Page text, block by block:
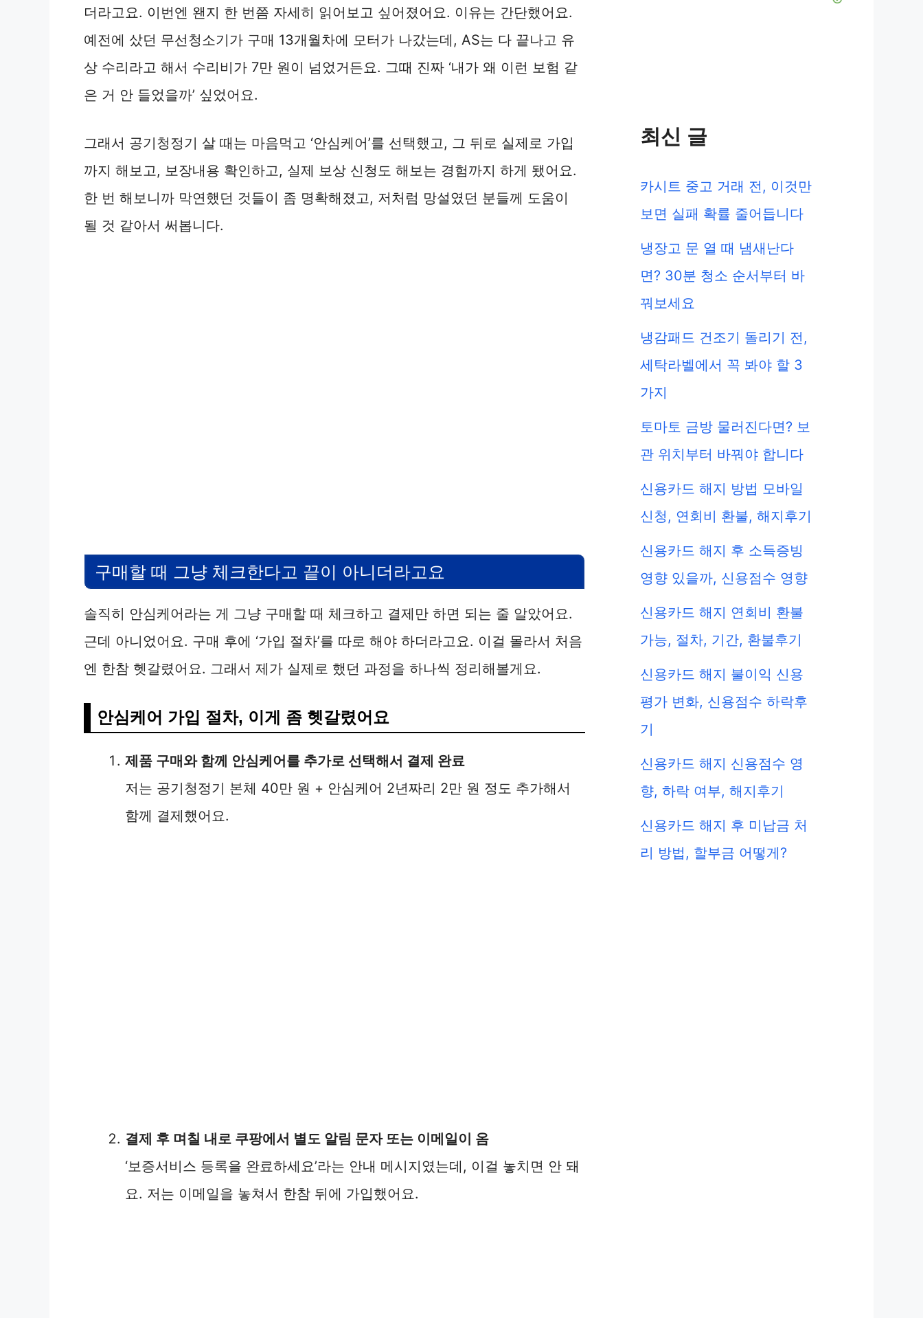
더라고요. 이번엔 왠지 한 번쯤 자세히 읽어보고 싶어졌어요. 이유는 간단했어요.
예전에 샀던 무선청소기가 구매 13개월차에 모터가 나갔는데, AS는 다 끝나고 유
상 수리라고 해서 수리비가 7만 원이 넘었거든요. 그때 진짜 ‘내가 왜 이런 보험 같
은 거 안 들었을까’ 싶었어요.
그래서 공기청정기 살 때는 마음먹고 ‘안심케어’를 선택했고, 그 뒤로 실제로 가입
까지 해보고, 보장내용 확인하고, 실제 보상 신청도 해보는 경험까지 하게 됐어요.
한 번 해보니까 막연했던 것들이 좀 명확해졌고, 저처럼 망설였던 분들께 도움이
될 것 같아서 써봅니다.
구매할 때 그냥 체크한다고 끝이 아니더라고요
솔직히 안심케어라는 게 그냥 구매할 때 체크하고 결제만 하면 되는 줄 알았어요.
근데 아니었어요. 구매 후에 ‘가입 절차’를 따로 해야 하더라고요. 이걸 몰라서 처음
엔 한참 헷갈렸어요. 그래서 제가 실제로 했던 과정을 하나씩 정리해볼게요.
안심케어 가입 절차, 이게 좀 헷갈렸어요
제품 구매와 함께 안심케어를 추가로 선택해서 결제 완료
저는 공기청정기 본체 40만 원 + 안심케어 2년짜리 2만 원 정도 추가해서
함께 결제했어요.
결제 후 며칠 내로 쿠팡에서 별도 알림 문자 또는 이메일이 옴
‘보증서비스 등록을 완료하세요’라는 안내 메시지였는데, 이걸 놓치면 안 돼
요. 저는 이메일을 놓쳐서 한참 뒤에 가입했어요.
최신 글
카시트 중고 거래 전, 이것만
보면 실패 확률 줄어듭니다
냉장고 문 열 때 냄새난다
면? 30분 청소 순서부터 바
꿔보세요
냉감패드 건조기 돌리기 전,
세탁라벨에서 꼭 봐야 할 3
가지
토마토 금방 물러진다면? 보
관 위치부터 바꿔야 합니다
신용카드 해지 방법 모바일
신청, 연회비 환불, 해지후기
신용카드 해지 후 소득증빙
영향 있을까, 신용점수 영향
신용카드 해지 연회비 환불
가능, 절차, 기간, 환불후기
신용카드 해지 불이익 신용
평가 변화, 신용점수 하락후
기
신용카드 해지 신용점수 영
향, 하락 여부, 해지후기
신용카드 해지 후 미납금 처
리 방법, 할부금 어떻게?